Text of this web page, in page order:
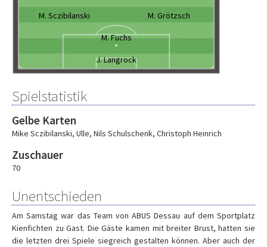
M. Sczibilanski M. Grötzsch
M. Fuchs
J. Langrock
Spielstatistik
Gelbe Karten
Mike Sczibilanski, Ulle, Nils Schulschenk, Christoph Heinrich
Zuschauer
70
Unentschieden
Am Samstag war das Team von ABUS Dessau auf dem Sportplatz
Kienfichten zu Gast. Die Gäste kamen mit breiter Brust, hatten sie
die letzten drei Spiele siegreich gestalten können. Aber auch der